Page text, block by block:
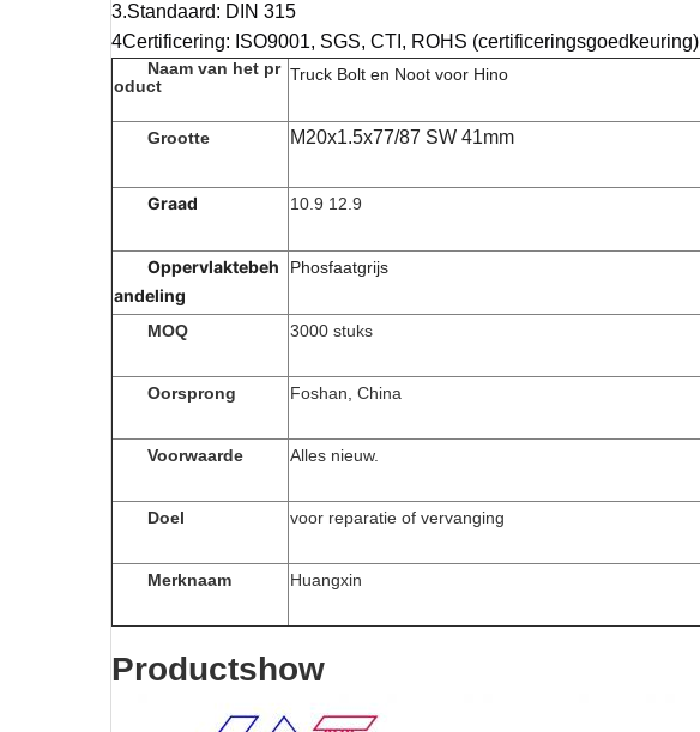
3.Standaard: DIN 315
4Certificering: ISO9001, SGS, CTI, ROHS (certificeringsgoedkeuring)
Naam van het pr
oduct
Truck Bolt en Noot voor Hino
Grootte M20x1.5x77/87 SW 41mm
Graad 10.9 12.9
Oppervlaktebeh
andeling
Phosfaatgrijs
MOQ 3000 stuks
Oorsprong Foshan, China
Voorwaarde Alles nieuw.
Doel voor reparatie of vervanging
Merknaam Huangxin
Productshow